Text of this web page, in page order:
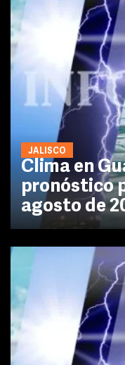
JALISCO
Clima en
pronóstico
agosto de